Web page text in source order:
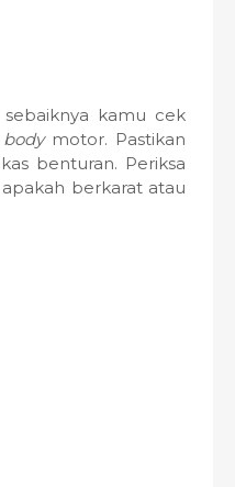
kamu cek
body motor. Pastikan
benturan. Periksa
berkarat atau